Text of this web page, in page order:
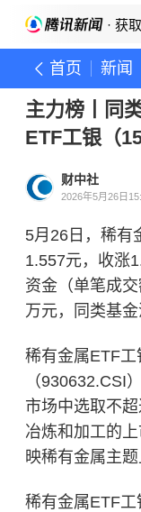
· 获
首页 新闻
主力榜丨同
ETF工银（
财中社
2026年5月26日
5月26日，稀有
1.557元，收涨
资金（单笔成
万元，同类基金
稀有金属ETF
（930632.CSI
市场中选取不
冶炼和加工的
映稀有金属主题
稀有金属ETF